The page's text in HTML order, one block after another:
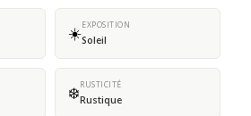
☀️EXPOSITION
Soleil
❄️RUSTICITÉ
Rustique